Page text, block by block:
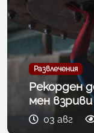
Развлечения
Рекорден
мен
03 авг